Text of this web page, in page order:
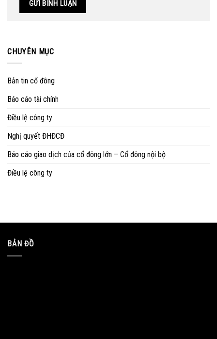
CHUYÊN MỤC
Bản tin cổ đông
Báo cáo tài chính
Điều lệ công ty
Nghị quyết ĐHĐCĐ
Báo cáo giao dịch của cổ đông lớn – Cổ đông nội bộ
Điều lệ công ty
BẢN ĐỒ